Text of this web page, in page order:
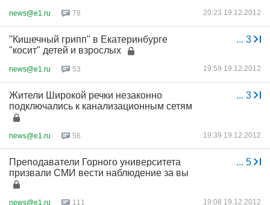
news@e1.ru 78 20:23 19.12.2012
... 3
"Кишечный грипп" в Екатеринбурге
"косит" детей и взрослых
news@e1.ru 53 19:59 19.12.2012
... 3
Жители Широкой речки незаконно
подключались к канализационным сетям
news@e1.ru 56 19:39 19.12.2012
... 5
Преподаватели Горного университета
призвали СМИ вести наблюдение за вы
news@e1.ru 111 19:08 19.12.2012